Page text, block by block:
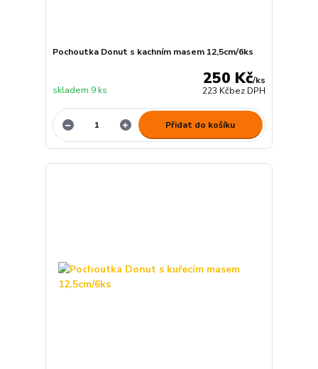
Pochoutka Donut s kachním masem 12,5cm/6ks
250 Kč/ks
223 Kčbez DPH
skladem 9 ks
Přidat do košíku